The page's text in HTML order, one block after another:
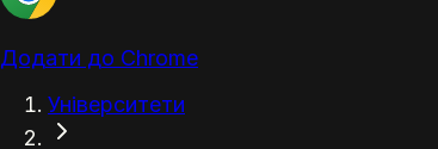
Додати до Chrome
Університети